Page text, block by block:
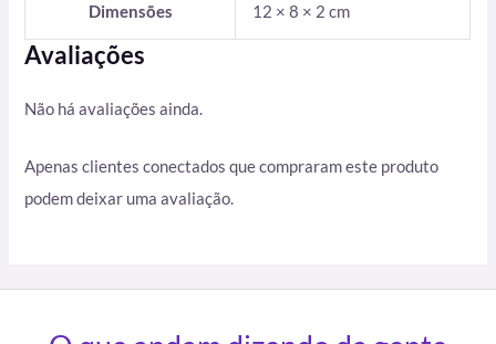
Dimensões 12 × 8 × 2 cm
Avaliações
Não há avaliações ainda.
Apenas clientes conectados que compraram este produto
podem deixar uma avaliação.